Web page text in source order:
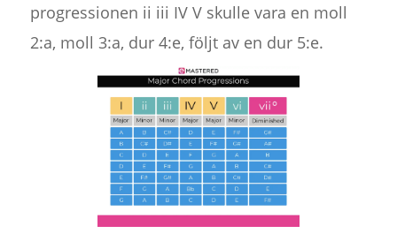
progressionen ii iii IV V skulle vara en moll
2:a, moll 3:a, dur 4:e, följt av en dur 5:e.